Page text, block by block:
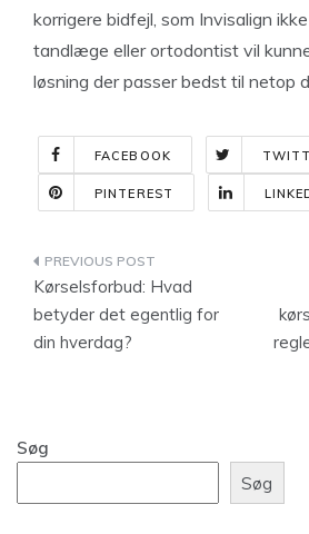
korrigere bidfejl, som Invisalign
tandlæge eller ortodontist vil
løsning der passer bedst til netop
FACEBOOK
PINTEREST
Indlægsnavigation
Kørselsforbud: Hvad
betyder det egentlig for
din hverdag?
Søg
Søg